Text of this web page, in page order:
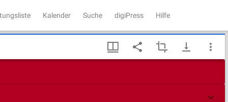
Kalender Suche digiPress Hilfe